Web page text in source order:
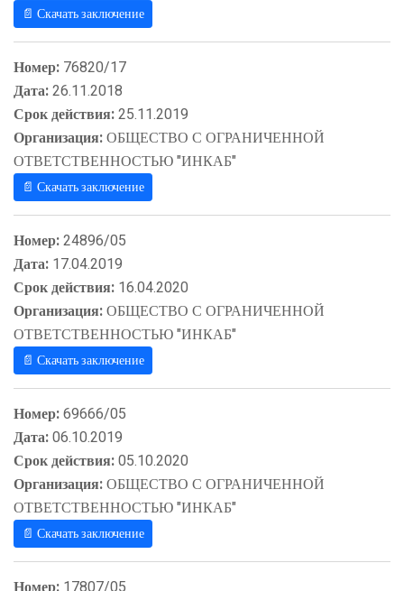
📄 Скачать заключение
Номер: 76820/17
Дата:26.11.2018
Срок действия:25.11.2019
Организация:ОБЩЕСТВО С ОГРАНИЧЕННОЙ
ОТВЕТСТВЕННОСТЬЮ "ИНКАБ"
📄 Скачать заключение
Номер:24896/05
Дата: 17.04.2019
Срок действия: 16.04.2020
Организация:ОБЩЕСТВО С ОГРАНИЧЕННОЙ
ОТВЕТСТВЕННОСТЬЮ "ИНКАБ"
📄 Скачать заключение
Номер:69666/05
Дата:06.10.2019
Срок действия:05.10.2020
Организация:ОБЩЕСТВО С ОГРАНИЧЕННОЙ
ОТВЕТСТВЕННОСТЬЮ "ИНКАБ"
📄 Скачать заключение